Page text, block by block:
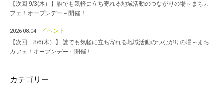
【次回 9/3(木）】誰でも気軽に立ち寄れる地域活動のつながりの場～まちカ
フェ！オープンデー～開催！
2026.08.04
イベント
【次回 8/6(木）】 誰でも気軽に立ち寄れる地域活動のつながりの場～まち
カフェ！オープンデー～開催！
カテゴリー